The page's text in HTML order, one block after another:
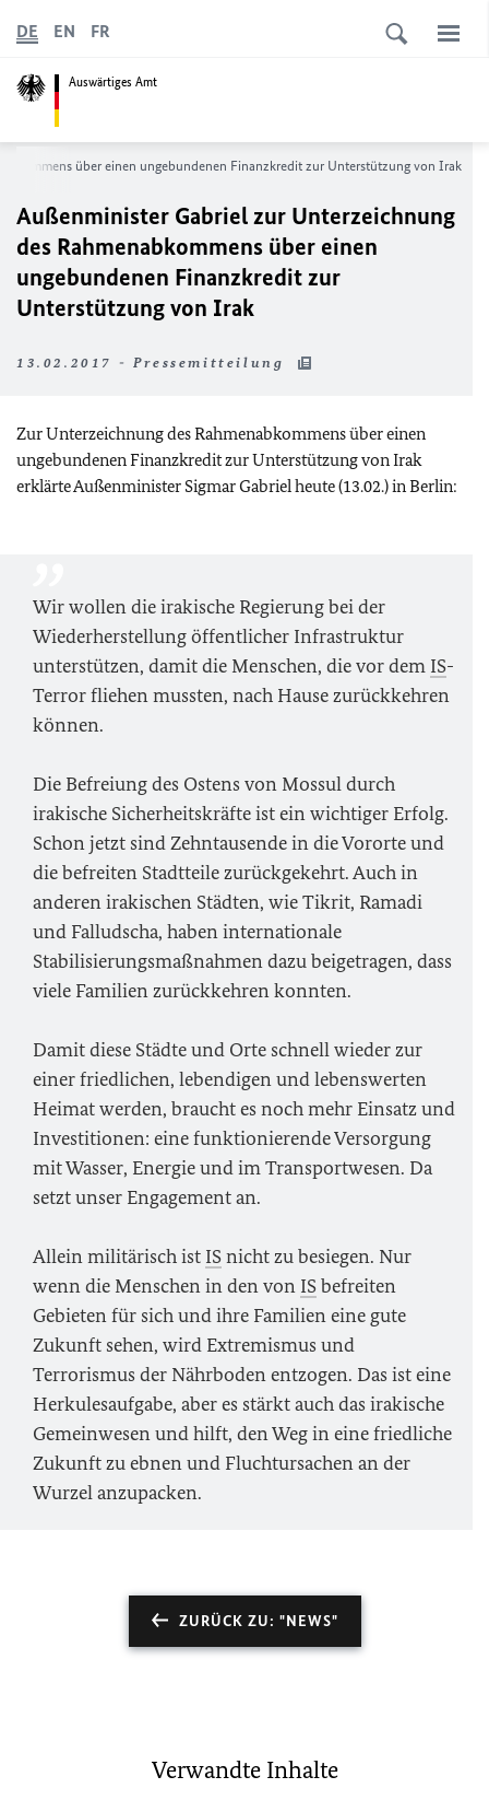
Auswärtiges Amt
DE EN FR
über einen ungebundenen Finanzkredit zur Unterstützung von Irak
Außenminister Gabriel zur Unterzeichnung
des Rahmenabkommens über einen
ungebundenen Finanzkredit zur
Unterstützung von Irak
13.02.2017 - Pressemitteilung
Zur Unterzeichnung des Rahmenabkommens über einen
ungebundenen Finanzkredit zur Unterstützung von Irak
erklärte Außenminister Sigmar Gabriel heute (13.02.) in Berlin:
Wir wollen die irakische Regierung bei der
Wiederherstellung öffentlicher Infrastruktur
unterstützen, damit die Menschen, die vor dem IS-
Terror fliehen mussten, nach Hause zurückkehren
können.
Die Befreiung des Ostens von Mossul durch
irakische Sicherheitskräfte ist ein wichtiger Erfolg.
Schon jetzt sind Zehntausende in die Vororte und
die befreiten Stadtteile zurückgekehrt. Auch in
anderen irakischen Städten, wie Tikrit, Ramadi
und Falludscha, haben internationale
Stabilisierungsmaßnahmen dazu beigetragen, dass
viele Familien zurückkehren konnten.
Damit diese Städte und Orte schnell wieder zur
einer friedlichen, lebendigen und lebenswerten
Heimat werden, braucht es noch mehr Einsatz und
Investitionen: eine funktionierende Versorgung
mit Wasser, Energie und im Transportwesen. Da
setzt unser Engagement an.
Allein militärisch ist ISnicht zu besiegen. Nur
wenn die Menschen in den von ISbefreiten
Gebieten für sich und ihre Familien eine gute
Zukunft sehen, wird Extremismus und
Terrorismus der Nährboden entzogen. Das ist eine
Herkulesaufgabe, aber es stärkt auch das irakische
Gemeinwesen und hilft, den Weg in eine friedliche
Zukunft zu ebnen und Fluchtursachen an der
Wurzel anzupacken.
ZURÜCK ZU: "NEWS"
Verwandte Inhalte